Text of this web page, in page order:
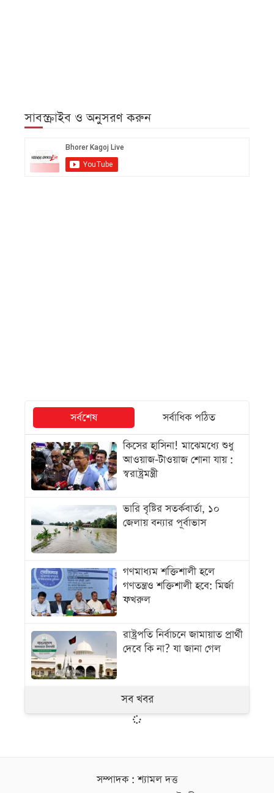
সাবস্ক্রাইব ও অনুসরণ করুন
সর্বশেষ
সর্বাধিক পঠিত
কিসের হাসিনা! মাঝেমধ্যে শুধু
আওয়াজ-টাওয়াজ শোনা যায় :
স্বরাষ্ট্রমন্ত্রী
ভারি বৃষ্টির সতর্কবার্তা, ১০
জেলায় বন্যার পূর্বাভাস
গণমাধ্যম শক্তিশালী হলে
গণতন্ত্রও শক্তিশালী হবে: মির্জা
ফখরুল
রাষ্ট্রপতি নির্বাচনে জামায়াত প্রার্থী
দেবে কি না? যা জানা গেল
সব খবর
সম্পাদক : শ্যামল দত্ত